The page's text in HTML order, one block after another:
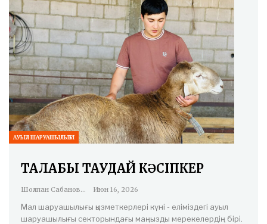
АУЫЛ ШАРУАШЫЛЫҒЫ
ТАЛАБЫ ТАУДАЙ КӘСІПКЕР
Шолпан Сабанова Июн 16, 2026
Мал шаруашылығы қызметкерлері күні - еліміздегі ауыл
шаруашылығы секторындағы маңызды мерекелердің бірі.